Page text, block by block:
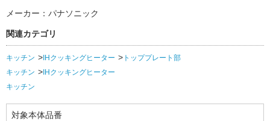
メーカー：パナソニック
関連カテゴリ
キッチン IHクッキングヒーター
トッププレート部
キッチン
IHクッキングヒーター
キッチン
対象本体品番